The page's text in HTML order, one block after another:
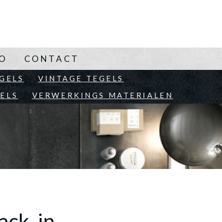
VINTAGE TEGELS
VERWERKINGS MATERIALEN
CONTACT